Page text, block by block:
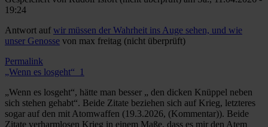
19:24
Antwort auf wir müssen der Wahrheit ins Auge sehen, und wie
unser Genosse von max freitag (nicht überprüft)
Permalink
„Wenn es losgeht“_1
„Wenn es losgeht“, hätte man besser „ den dicken Knüppel neben
sich stehen gehabt“. Beide Zitate beziehen sich auf Krieg, letzteres
sogar auf den mit Atomwaffen (19.3.2026, (Kommentar)). Beide
Zitate verharmlosen Krieg in einem Maße, dass es mir den Atem